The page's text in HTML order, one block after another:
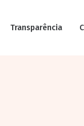
Transparência